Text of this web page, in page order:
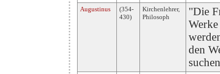
Augustinus
(354-
430)
Kirchenlehrer,
Philosoph
"Die
den